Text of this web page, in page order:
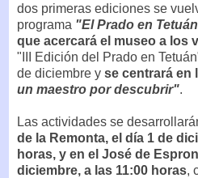
dos primeras ediciones se
programa "El Prado en
que acercará el museo a los
"III Edición del Prado en
de diciembre y se centrará en
un maestro por descubrir".
Las actividades se
de la Remonta, el día 1 de
horas, y en el José de
diciembre, a las 11:00 horas,